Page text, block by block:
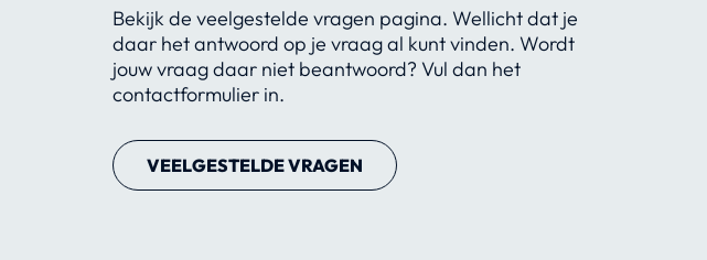
Bekijk de veelgestelde vragen pagina. Wellicht dat je
daar het antwoord op je vraag al kunt vinden. Wordt
jouw vraag daar niet beantwoord? Vul dan het
contactformulier in.
VEELGESTELDE VRAGEN